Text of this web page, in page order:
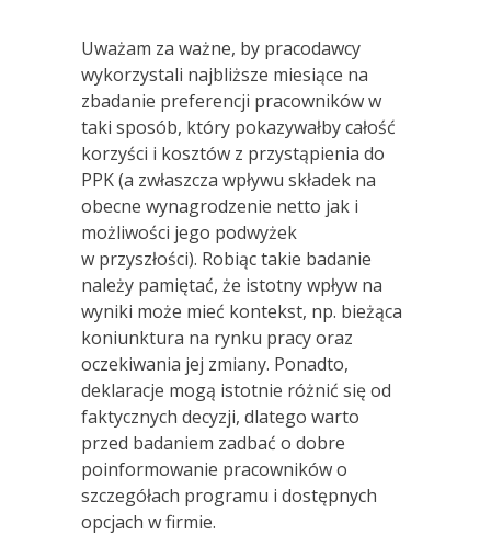
Uważam za ważne, by pracodawcy
wykorzystali najbliższe miesiące na
zbadanie preferencji pracowników w
taki sposób, który pokazywałby całość
korzyści i kosztów z przystąpienia do
PPK (a zwłaszcza wpływu składek na
obecne wynagrodzenie netto jak i
możliwości jego podwyżek
w przyszłości). Robiąc takie badanie
należy pamiętać, że istotny wpływ na
wyniki może mieć kontekst, np. bieżąca
koniunktura na rynku pracy oraz
oczekiwania jej zmiany. Ponadto,
deklaracje mogą istotnie różnić się od
faktycznych decyzji, dlatego warto
przed badaniem zadbać o dobre
poinformowanie pracowników o
szczegółach programu i dostępnych
opcjach w firmie.